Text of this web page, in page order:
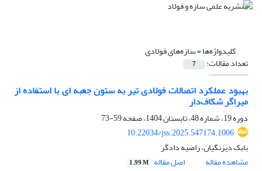
کلیدواژه‌ها =سازه‌های فولادی
تعداد مقالات: 7
بهبود عملکرد اتصالات فولادی تیر به ستون جعبه ای با استفاده از
میراگر شکاف‌دار
دوره 19، شماره 48، تابستان 1404، صفحه
59-73
10.22034/jss.2025.547174.1006
بابک دیزنگیان، راضیه دادگر
مشاهده مقاله
اصل مقاله 1.99 M